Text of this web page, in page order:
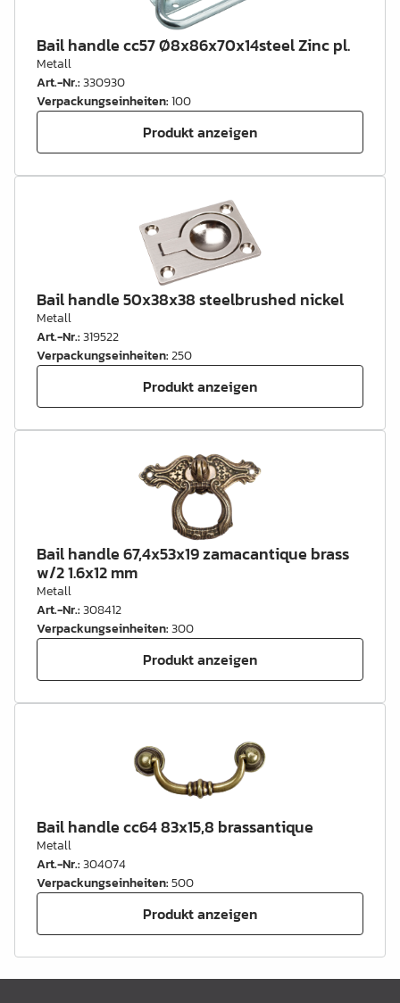
Bail handle cc57 Ø8x86x70x14steel Zinc pl.
Metall
Art.-Nr.:330930
Verpackungseinheiten:100
Produkt anzeigen
Bail handle 50x38x38 steelbrushed nickel
Metall
Art.-Nr.:319522
Verpackungseinheiten:250
Produkt anzeigen
Bail handle 67,4x53x19 zamacantique brass
w/2 1.6x12 mm
Metall
Art.-Nr.:308412
Verpackungseinheiten:300
Produkt anzeigen
Bail handle cc64 83x15,8 brassantique
Metall
Art.-Nr.:304074
Verpackungseinheiten:500
Produkt anzeigen